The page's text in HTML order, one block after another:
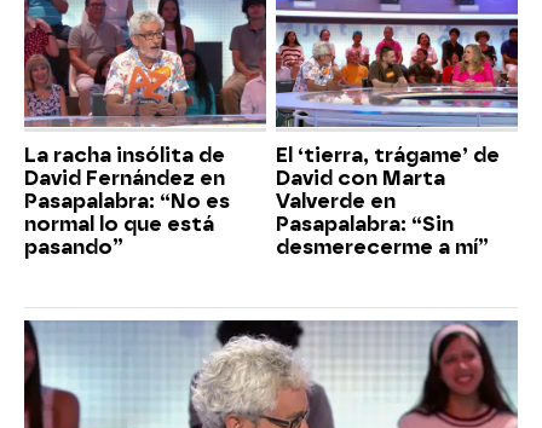
La racha insólita de
David Fernández en
Pasapalabra: “No es
normal lo que está
pasando”
El ‘tierra, trágame’ de
David con Marta
Valverde en
Pasapalabra: “Sin
desmerecerme a mí”